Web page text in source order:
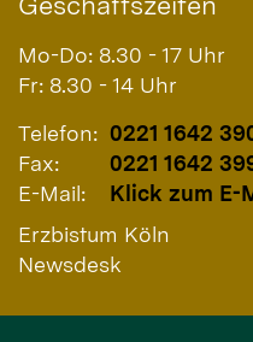
Mo-Do: 8.30 - 17 Uhr
Fr: 8.30 - 14 Uhr
Telefon: 0221 1642
Fax:
0221 1642
E-Mail:
Klick zum E-
Erzbistum Köln
Newsdesk